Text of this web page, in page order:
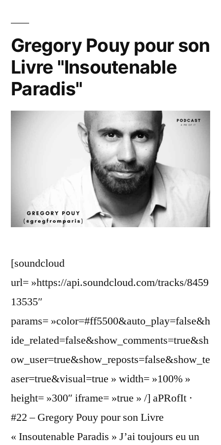
? »
Gregory Pouy pour son
Livre "Insoutenable
Paradis"
[soundcloud
url= »https://api.soundcloud.com/tracks/8459
13535″
params= »color=#ff5500&auto_play=false&h
ide_related=false&show_comments=true&sh
ow_user=true&show_reposts=false&show_te
aser=true&visual=true » width= »100% »
height= »300″ iframe= »true » /] aPRofIt ·
#22 – Gregory Pouy pour son Livre
« Insoutenable Paradis » J’ai toujours eu un